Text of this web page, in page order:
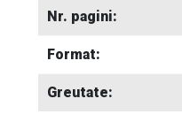
Nr. pagini:
Format:
Greutate: